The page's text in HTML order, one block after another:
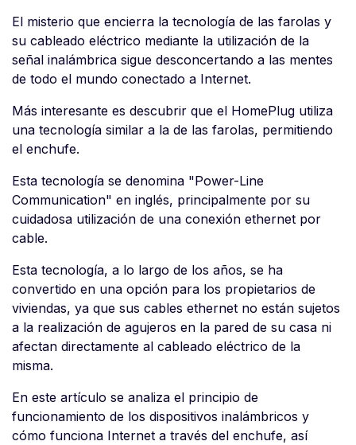
El misterio que encierra la tecnología de las farolas y
su cableado eléctrico mediante la utilización de la
señal inalámbrica sigue desconcertando a las mentes
de todo el mundo conectado a Internet.
Más interesante es descubrir que el HomePlug utiliza
una tecnología similar a la de las farolas, permitiendo
el enchufe.
Esta tecnología se denomina "Power-Line
Communication" en inglés, principalmente por su
cuidadosa utilización de una conexión ethernet por
cable.
Esta tecnología, a lo largo de los años, se ha
convertido en una opción para los propietarios de
viviendas, ya que sus cables ethernet no están sujetos
a la realización de agujeros en la pared de su casa ni
afectan directamente al cableado eléctrico de la
misma.
En este artículo se analiza el principio de
funcionamiento de los dispositivos inalámbricos y
cómo funciona Internet a través del enchufe, así